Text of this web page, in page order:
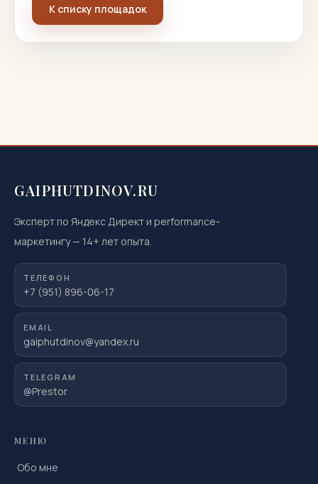
К списку площадок
GAIPHUTDINOV.RU
Эксперт по Яндекс Директ и performance-
маркетингу— 14+ лет опыта.
ТЕЛЕФОН
+7 (951) 896-06-17
EMAIL
gaiphutdinov@yandex.ru
TELEGRAM
@Prestor
МЕНЮ
Обо мне